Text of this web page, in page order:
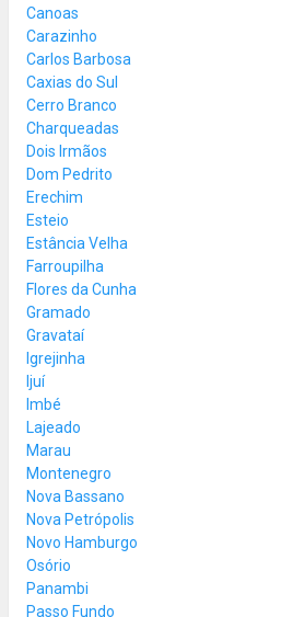
Canoas
Carazinho
Carlos Barbosa
Caxias do Sul
Cerro Branco
Charqueadas
Dois Irmãos
Dom Pedrito
Erechim
Esteio
Estância Velha
Farroupilha
Flores da Cunha
Gramado
Gravataí
Igrejinha
Ijuí
Imbé
Lajeado
Marau
Montenegro
Nova Bassano
Nova Petrópolis
Novo Hamburgo
Osório
Panambi
Passo Fundo